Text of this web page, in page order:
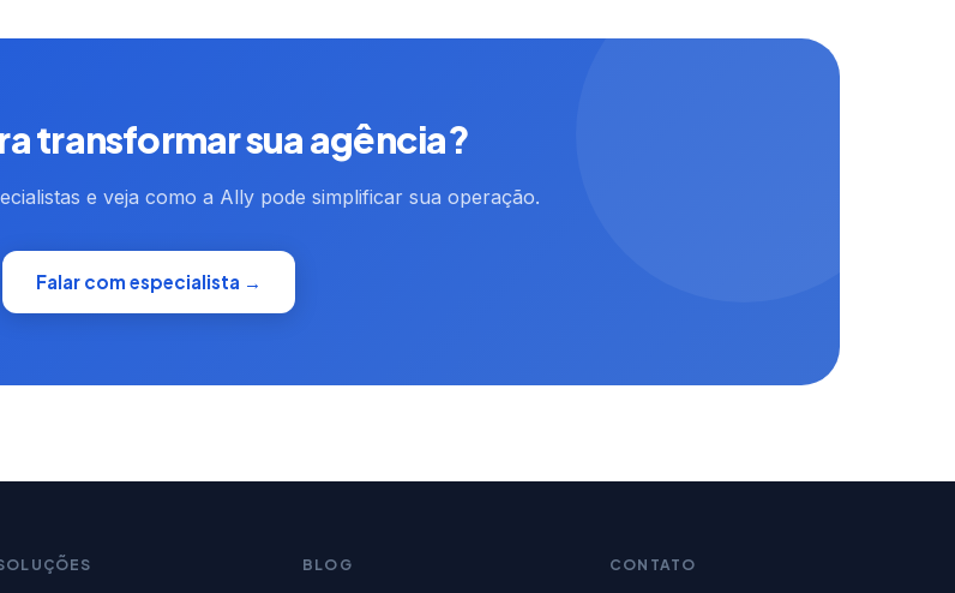
transformar sua agência?
e veja como a Ally pode simplificar sua operação.
Falar com especialista →
BLOG CONTATO